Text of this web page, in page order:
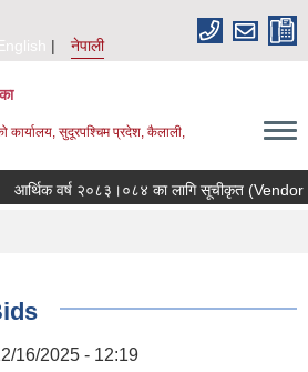
नेपाली
कार्यालय, सुदूरपश्चिम प्रदेश, कैलाली,
आर्थिक वर्ष २०८३।०८४ का लागि सूचीकृत (Vendor
16/2025 - 12:19